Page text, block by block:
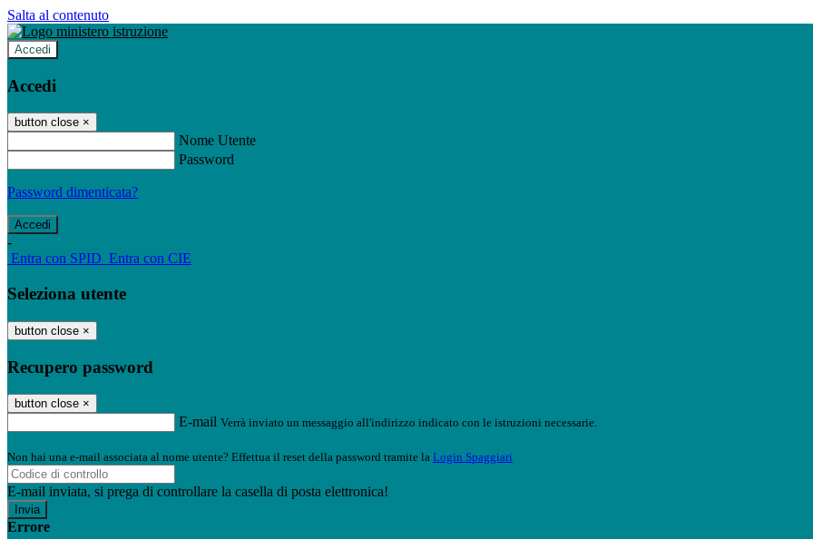
Salta al contenuto
Accedi
Accedi
button close ×
Nome Utente
Password
Password dimenticata?
-
Entra con SPID Entra con CIE
Seleziona utente
button close ×
Recupero password
button close ×
E-mail Verrà inviato un messaggio all'indirizzo indicato con le istruzioni necessarie.
Non hai una e-mail associata al nome utente? Effettua il reset della password tramite la Login Spaggiari
E-mail inviata, si prega di controllare la casella di posta elettronica!
Errore